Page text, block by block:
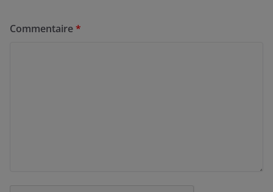
Commentaire*